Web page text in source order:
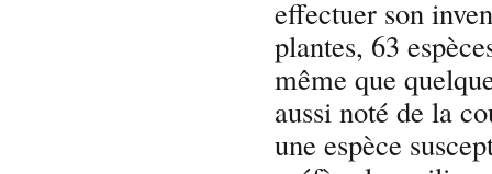
effectuer son
plantes, 63
même que
aussi noté de la
une espèce